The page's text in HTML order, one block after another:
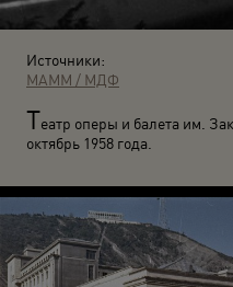
Источники:
МАММ / МДФ
Театр оперы и балета им.
октябрь 1958 года.